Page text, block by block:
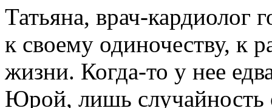
Татьяна, врач-кардиолог
к своему одиночеству, к
жизни. Когда-то у нее
Юрой, лишь случайность